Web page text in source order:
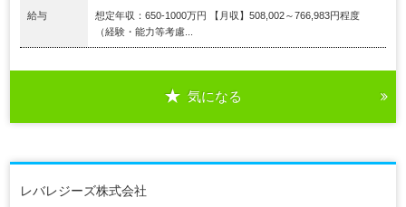
給与
想定年収：650-1000万円 【月収】508,002～766,983円程度
（経験・能力等考慮...
気になる
レバレジーズ株式会社